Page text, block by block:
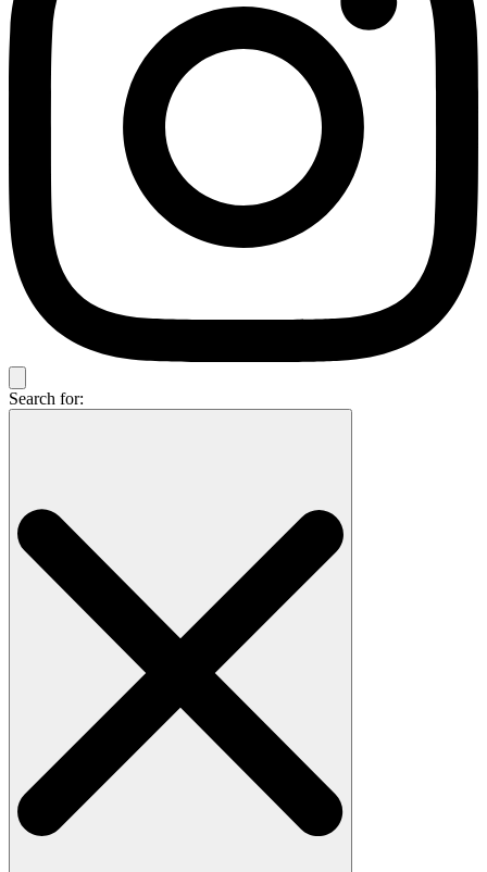
Search for: